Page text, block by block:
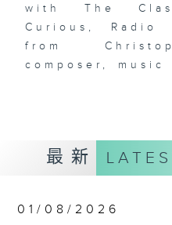
with The
Curious, Radio
from
composer,
Instrument of
Intermittent
Composer of
but
最新
01/08/2026